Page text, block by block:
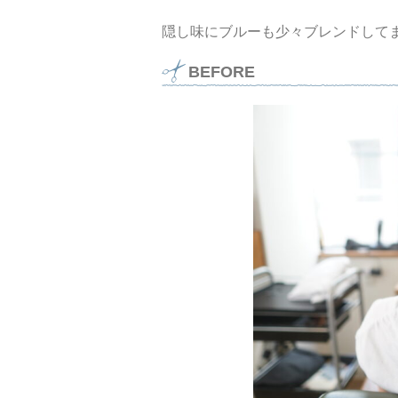
隠し味にブルーも少々ブレンドして
BEFORE